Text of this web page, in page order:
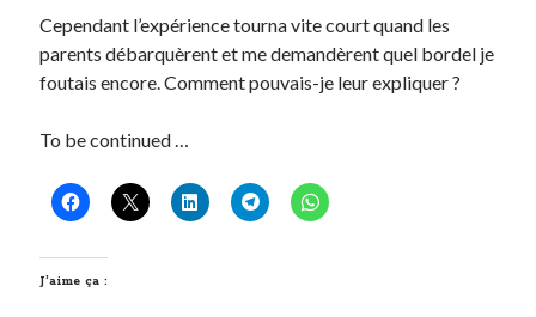
Daddy
Engagé
Geek
Humeur
Lyon
Lyon à Livre Ouvert
Non classé
Cependant l’expérience tourna vite court quand les
parents débarquèrent et me demandèrent quel bordel je
foutais encore. Comment pouvais-je leur expliquer ?
To be continued …
J’aime ça :